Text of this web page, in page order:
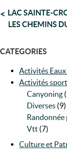
NAVIGATION
DE
LAC SAINTE-
LES CHEMINS
CATEGORIES
Activités
Activités
Canyoning
Diverses (9)
Randonnée
Vtt (7)
Culture et